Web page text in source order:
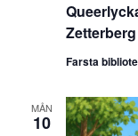
Zetterberg
Farsta
MÅN
10